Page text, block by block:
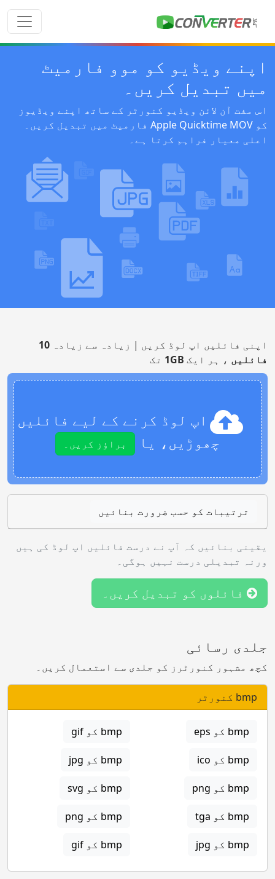
اپنے ویڈیو کو موو فارمیٹ
میں تبدیل کریں۔
اس مفت آن لائن ویڈیو کنورٹر کے ساتھ اپنے ویڈیوز
کو Apple Quicktime MOV فارمیٹ میں تبدیل کریں۔
اعلی معیار فراہم کرتا ہے۔
اپنی فائلیں اپ لوڈ کریں | زیادہ سے زیادہ 10
فائلیں ، ہر ایک 1GB تک
اپ لوڈ کرنے کے لیے فائلیں
چھوڑیں، یا
براؤز کریں۔
ترتیبات کو حسب ضرورت بنائیں
یقینی بنائیں کہ آپ نے درست فائلیں اپ لوڈ کی ہیں
ورنہ تبدیلی درست نہیں ہوگی۔
فائلوں کو تبدیل کریں۔
جلدی رسائی
کچھ مشہور کنورٹرز کو جلدی سے استعمال کریں۔
bmp کنورٹر
bmp کو eps bmp کو gif
bmp کو ico bmp کو jpg
bmp کو png bmp کو svg
bmp کو tga bmp کو png
bmp کو jpg bmp کو gif